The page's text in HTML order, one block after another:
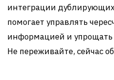
интеграции
помогает управлять
информацией и упрощать
Не переживайте, сейчас